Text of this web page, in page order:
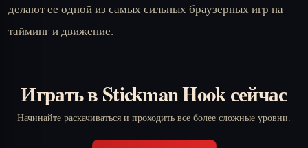
делают ее одной из самых сильных браузерных игр на
тайминг и движение.
Играть в Stickman Hook сейчас
Начинайте раскачиваться и проходить все более сложные уровни.